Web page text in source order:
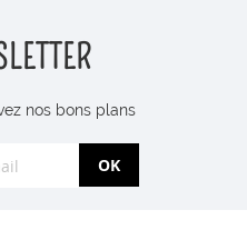
nos bons plans
OK